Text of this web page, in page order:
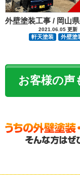
2021.06.05 更新
軒天塗装 外壁塗
お客様の声